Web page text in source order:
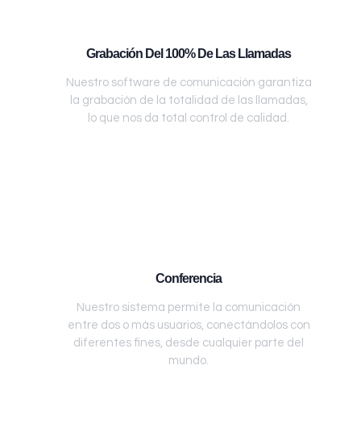
Grabación Del 100% De Las Llamadas
Nuestro software de comunicación garantiza
la grabación de la totalidad de las llamadas,
lo que nos da total control de calidad.
Conferencia
Nuestro sistema permite la comunicación
entre dos o más usuarios, conectándolos con
diferentes fines, desde cualquier parte del
mundo.